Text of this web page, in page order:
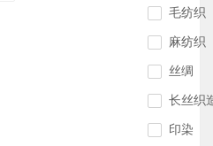
毛纺织
麻纺织
丝绸
长丝织
印染